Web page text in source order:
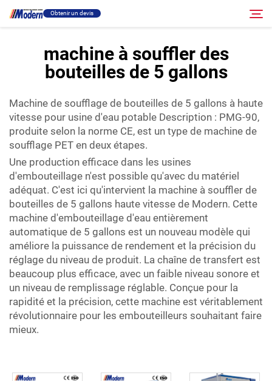
Obtenir un devis
Solution
Remplissage et emballage
À propos
Vidéo
Contact
Site RU
Rechercher
machine à souffler des
bouteilles de 5 gallons
Machine de soufflage de bouteilles de 5 gallons à haute
vitesse pour usine d'eau potable Description : PMG-90,
produite selon la norme CE, est un type de machine de
soufflage PET en deux étapes.
Une production efficace dans les usines
d'embouteillage n'est possible qu'avec du matériel
adéquat. C'est ici qu'intervient la machine à souffler de
bouteilles de 5 gallons haute vitesse de Modern. Cette
machine d'embouteillage d'eau entièrement
automatique de 5 gallons est un nouveau modèle qui
améliore la puissance de rendement et la précision du
réglage du niveau de produit. La chaîne de transfert est
beaucoup plus efficace, avec un faible niveau sonore et
un niveau de remplissage réglable. Conçue pour la
rapidité et la précision, cette machine est véritablement
révolutionnaire pour les embouteilleurs souhaitant faire
mieux.